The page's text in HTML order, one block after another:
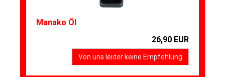
Manako Öl
26,90 EUR
Von uns leider keine Empfehlung